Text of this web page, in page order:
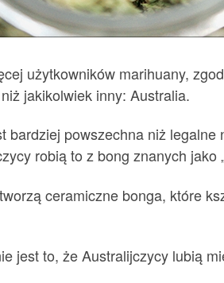
użytkowników marihuany,
jakikolwiek inny: Australia.
bardziej powszechna niż
robią to z bong znanych
ceramiczne bonga, które
jest to, że Australijczycy lubią